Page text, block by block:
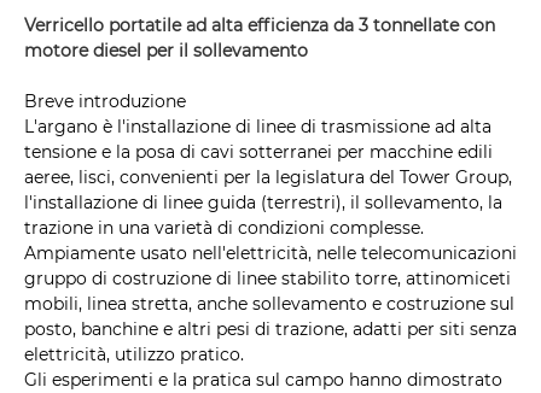
Verricello portatile ad alta efficienza da 3 tonnellate con
motore diesel per il sollevamento
Breve introduzione
L'argano è l'installazione di linee di trasmissione ad alta
tensione e la posa di cavi sotterranei per macchine edili
aeree, lisci, convenienti per la legislatura del Tower Group,
l'installazione di linee guida (terrestri), il sollevamento, la
trazione in una varietà di condizioni complesse.
Ampiamente usato nell'elettricità, nelle telecomunicazioni
gruppo di costruzione di linee stabilito torre, attinomiceti
mobili, linea stretta, anche sollevamento e costruzione sul
posto, banchine e altri pesi di trazione, adatti per siti senza
elettricità, utilizzo pratico.
Gli esperimenti e la pratica sul campo hanno dimostrato